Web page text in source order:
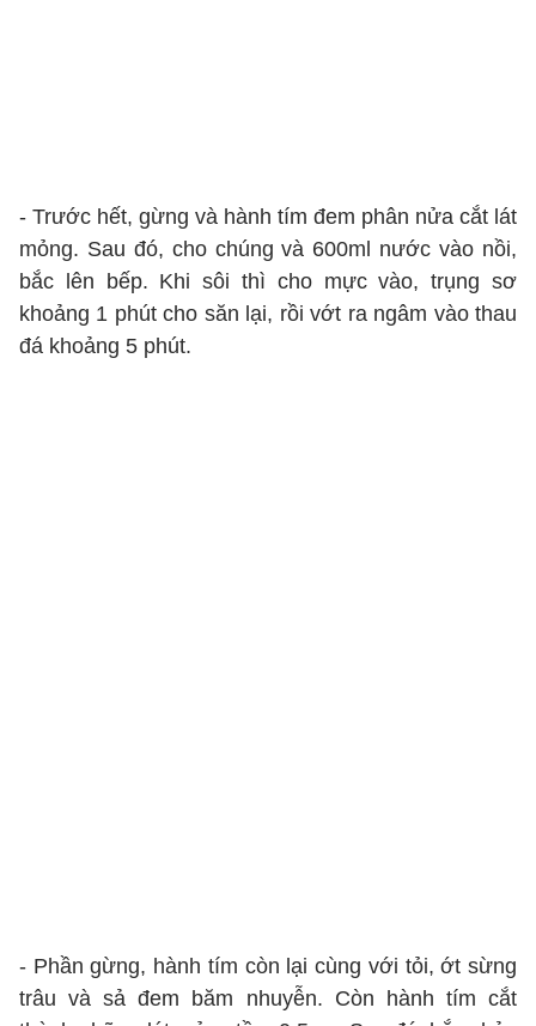
- Trước hết, gừng và hành tím đem phân nửa cắt lát
mỏng. Sau đó, cho chúng và 600ml nước vào nồi,
bắc lên bếp. Khi sôi thì cho mực vào, trụng sơ
khoảng 1 phút cho săn lại, rồi vớt ra ngâm vào thau
đá khoảng 5 phút.
- Phần gừng, hành tím còn lại cùng với tỏi, ớt sừng
trâu và sả đem băm nhuyễn. Còn hành tím cắt